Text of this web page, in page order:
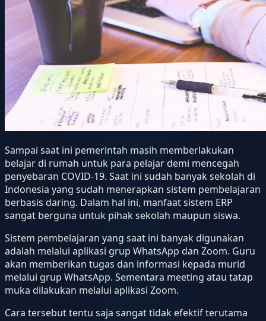
Sampai saat ini pemerintah masih memberlakukan
belajar di rumah untuk para pelajar demi mencegah
penyebaran COVID-19. Saat ini sudah banyak sekolah di
Indonesia yang sudah menerapkan sistem pembelajaran
berbasis daring. Dalam hal ini, manfaat sistem ERP
sangat berguna untuk pihak sekolah maupun siswa.
Sistem pembelajaran yang saat ini banyak digunakan
adalah melalui aplikasi grup WhatsApp dan Zoom. Guru
akan memberikan tugas dan informasi kepada murid
melalui grup WhatsApp. Sementara meeting atau tatap
muka dilakukan melalui aplikasi Zoom.
Cara tersebut tentu saja sangat tidak efektif terutama